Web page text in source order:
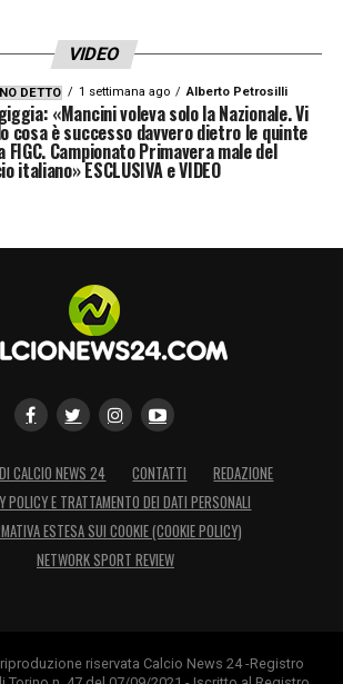
VIDEO
DETTO 1 settimana ago Alberto Petrosilli
«Mancini voleva solo la Nazionale. Vi
cosa è successo davvero dietro le quinte
FIGC. Campionato Primavera male del
italiano» ESCLUSIVA e VIDEO
CALCIO NEWS 24 CONTATTI
REDAZIONE
POLICY E TRATTAMENTO DEI DATI PERSONALI
ESTESA SUI COOKIE (COOKIE POLICY)
NETWORK SPORT REVIEW
riservata Calcio News 24 -Registro